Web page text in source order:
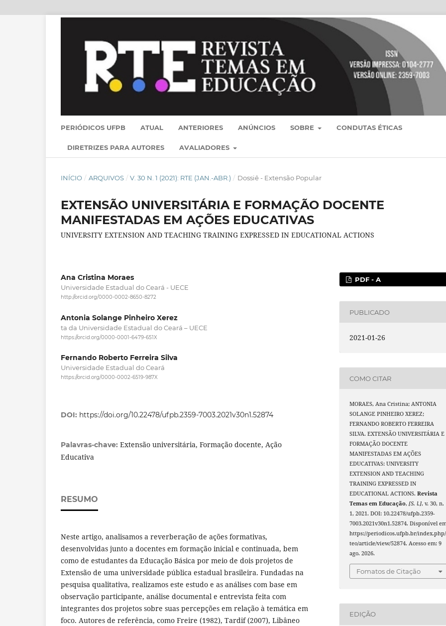
PERIÓDICOS UFPB ATUAL ANTERIORES ANÚNCIOS SOBRE CONDUTAS ÉTICAS
DIRETRIZES PARA AUTORES AVALIADORES
INÍCIO / ARQUIVOS / V. 30 N. 1 (2021): RTE (JAN.-ABR.) / Dossiê - Extensão Popular
EXTENSÃO UNIVERSITÁRIA E FORMAÇÃO DOCENTE
MANIFESTADAS EM AÇÕES EDUCATIVAS
UNIVERSITY EXTENSION AND TEACHING TRAINING EXPRESSED IN EDUCATIONAL ACTIONS
Ana Cristina Moraes
Universidade Estadual do Ceará - UECE
http://orcid.org/0000-0002-8650-8272
Antonia Solange Pinheiro Xerez
ta da Universidade Estadual do Ceará – UECE
https://orcid.org/0000-0001-6479-651X
Fernando Roberto Ferreira Silva
Universidade Estadual do Ceará
https://orcid.org/0000-0002-6519-987X
DOI: https://doi.org/10.22478/ufpb.2359-7003.2021v30n1.52874
Palavras-chave: Extensão universitária, Formação docente, Ação
Educativa
RESUMO
Neste artigo, analisamos a reverberação de ações formativas,
desenvolvidas junto a docentes em formação inicial e continuada, bem
como de estudantes da Educação Básica por meio de dois projetos de
Extensão de uma universidade pública estadual brasileira. Fundadas na
pesquisa qualitativa, realizamos este estudo e as análises com base em
observação participante, análise documental e entrevista feita com
integrantes dos projetos sobre suas percepções em relação à temática em
foco. Autores de referência, como Freire (1982), Tardif (2007), Libâneo
PDF - A
PUBLICADO
2021-01-26
COMO CITAR
MORAES, Ana Cristina; ANTONIA
SOLANGE PINHEIRO XEREZ;
FERNANDO ROBERTO FERREIRA
SILVA. EXTENSÃO UNIVERSITÁRIA E
FORMAÇÃO DOCENTE
MANIFESTADAS EM AÇÕES
EDUCATIVAS: UNIVERSITY
EXTENSION AND TEACHING
TRAINING EXPRESSED IN
EDUCATIONAL ACTIONS.Revista
Temas em Educação,[S. l.], v. 30, n.
1, 2021. DOI: 10.22478/ufpb.2359-
7003.2021v30n1.52874. Disponível
https://periodicos.ufpb.br/
teo/article/view/52874. Acesso em: 9
ago. 2026.
Fomatos de Citação
EDIÇÃO